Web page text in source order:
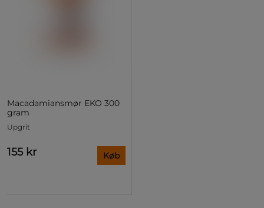
Macadamiansmør EKO 300
gram
Upgrit
155 kr Køb